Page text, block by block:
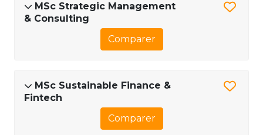
MSc Strategic Management
& Consulting
Comparer
MSc Sustainable Finance &
Fintech
Comparer